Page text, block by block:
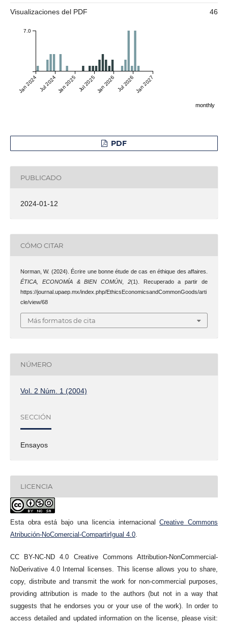
Visualizaciones del PDF 46
Jan 2024Jul 2024Jan 2025Jul 2025Jan 2026Jul 2026Jan 2027
7.0
monthly
PDF
PUBLICADO
2024-01-12
CÓMO CITAR
Norman, W. (2024). Écrire une bonne étude de cas en éthique des affaires.
ÉTICA, ECONOMÍA & BIEN COMÚN
2(1). Recuperado a partir de
https://journal.upaep.mx/index.php/EthicsEconomicsandCommonGoods/arti
cle/view/68
Más formatos de cita
NÚMERO
Vol. 2 Núm. 1 (2004)
SECCIÓN
Ensayos
LICENCIA
Esta obra está bajo una licencia internacionalCreative Commons
Atribución-NoComercial-CompartirIgual 4.0.
CC BY-NC-ND 4.0 Creative Commons Attribution-NonCommercial-
NoDerivative 4.0 Internal licenses. This license allows you to share,
copy, distribute and transmit the work for non-commercial purposes,
providing attribution is made to the authors (but not in a way that
suggests that he endorses you or your use of the work). In order to
access detailed and updated information on the license, please visit: